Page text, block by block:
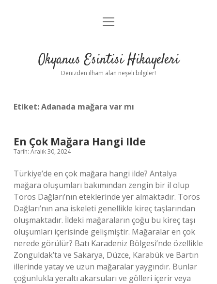
Anasayfa
Yasal Uyarı
menüyü
Okyanus Esintisi Hikayeleri
Denizden ilham alan neşeli bilgiler!
Etiket:Adanada mağara var mı
En Çok Mağara Hangi Ilde
Tarih: Aralık 30, 2024
Türkiye’de en çok mağara hangi ilde? Antalya
mağara oluşumları bakımından zengin bir il olup
Toros Dağları’nın eteklerinde yer almaktadır. Toros
Dağları’nın ana iskeleti genellikle kireç taşlarından
oluşmaktadır. İldeki mağaraların çoğu bu kireç taşı
oluşumları içerisinde gelişmiştir. Mağaralar en çok
nerede görülür? Batı Karadeniz Bölgesi’nde özellikle
Zonguldak’ta ve Sakarya, Düzce, Karabük ve Bartın
illerinde yatay ve uzun mağaralar yaygındır. Bunlar
çoğunlukla yeraltı akarsuları ve gölleri içerir veya